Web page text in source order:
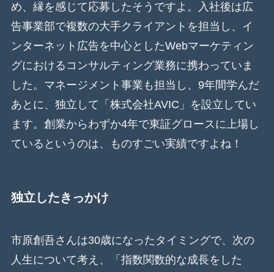
め、縁を感じて応募したそうですよ。入社後は広
告事業部で複数の大手クライアントを担当し、イ
ンターネット広告を中心としたWebマーケティン
グにおけるコンサルティング業務に携わっていま
した。マネージメント事業も担当し、9年間学んだ
あとに、独立して「株式会社AVIC」を設立してい
ます。創業からわずか4年で東証グロースに上場し
ているというのは、ものすごい実績ですよね！
独立したきっかけ
市原創吾さんは30歳になったタイミングで、次の
人生について考え、「指数関数的な成長をした